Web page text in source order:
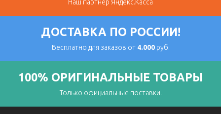
Наш партнер Яндекс.Касса
ДОСТАВКА ПО РОССИИ!
Бесплатно для заказов от 4.000руб.
100% ОРИГИНАЛЬНЫЕ ТОВАРЫ
Только официальные поставки.